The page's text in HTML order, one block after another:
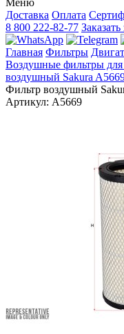
Меню
Доставка Оплата
8 800 222-82-77
Главная Фильтры
Воздушные фильтры для
воздушный Sakura
Фильтр воздушный
Артикул: A5669